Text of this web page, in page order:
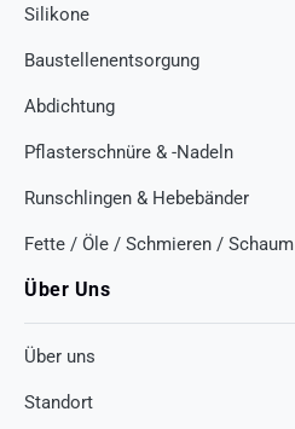
Silikone
Baustellenentsorgung
Abdichtung
Pflasterschnüre & -Nadeln
Runschlingen & Hebebänder
Fette / Öle / Schmieren / Schaum
Über Uns
Über uns
Standort